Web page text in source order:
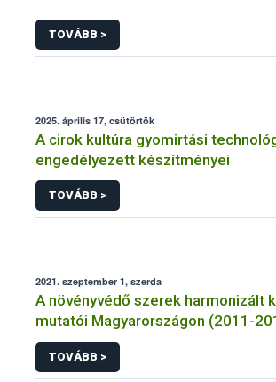
TOVÁBB >
2025. április 17, csütörtök
A cirok kultúra gyomirtási
engedélyezett készítményei
TOVÁBB >
2021. szeptember 1, szerda
A növényvédő szerek harmonizált
mutatói Magyarországon (2011-
TOVÁBB >